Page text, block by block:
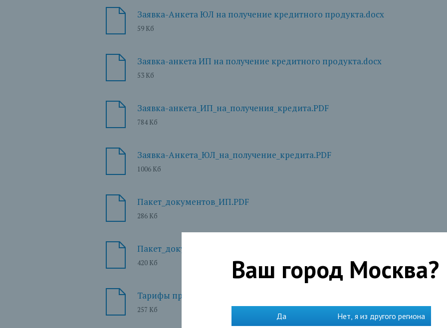
Заявка-Анкета ЮЛ на получение кредитного продукта.docx
59 Кб
Заявка-анкета ИП на получение кредитного продукта.docx
53 Кб
Заявка-анкета_ИП_на_получения_кредита.PDF
784 Кб
Заявка-Анкета_ЮЛ_на_получение_кредита.PDF
1006 Кб
Пакет_документов_ИП.PDF
286 Кб
Пакет_документов_ЮЛ.PDF
420 Кб
Тарифы при кредитовании юридических лиц и индивидуальных
257 Кб
Ваш город Москва?
Да Нет, я из другого региона